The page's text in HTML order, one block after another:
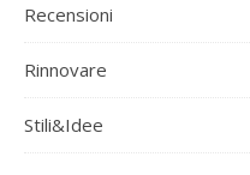
Recensioni
Rinnovare
Stili&Idee